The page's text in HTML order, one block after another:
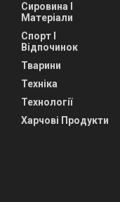
Сировина І
Матеріали
Спорт І
Відпочинок
Тварини
Техніка
Технології
Харчові Продукти